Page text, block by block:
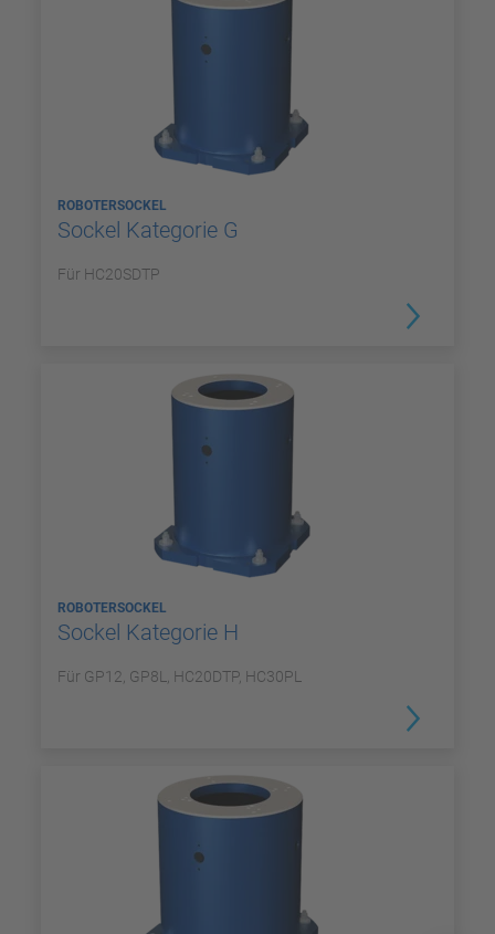
ROBOTERSOCKEL
Sockel Kategorie G
Für HC20SDTP
ROBOTERSOCKEL
Sockel Kategorie H
Für GP12, GP8L, HC20DTP, HC30PL